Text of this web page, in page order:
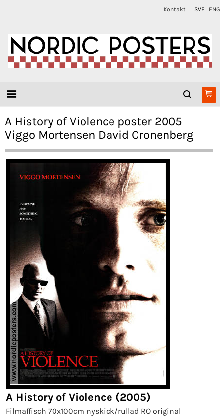
Kontakt SVE ENG
A History of Violence poster 2005
Viggo Mortensen David Cronenberg
A History of Violence (2005)
Filmaffisch 70x100cm nyskick/rullad RO original